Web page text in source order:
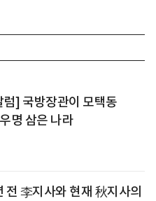
럼] 국방장관이 모택동
명 삼은 나라
전 李지사와 현재 秋지사의